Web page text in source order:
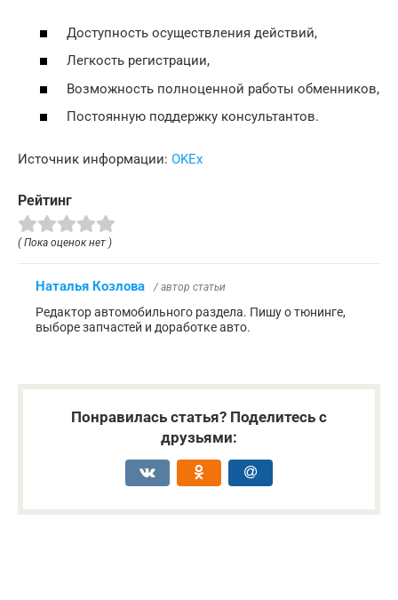
Доступность осуществления действий,
Легкость регистрации,
Возможность полноценной работы обменников,
Постоянную поддержку консультантов.
Источник информации: OKEx
Рейтинг
( Пока оценок нет )
Наталья Козлова / автор статьи
Редактор автомобильного раздела. Пишу о тюнинге,
выборе запчастей и доработке авто.
Понравилась статья? Поделитесь с
друзьями: